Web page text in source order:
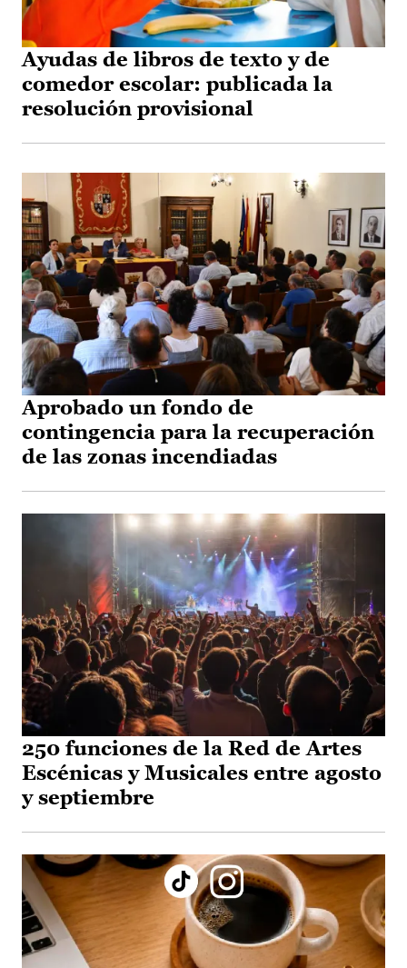
Ayudas de libros de texto y de
comedor escolar: publicada la
resolución provisional
Aprobado un fondo de
contingencia para la recuperación
de las zonas incendiadas
250 funciones de la Red de Artes
Escénicas y Musicales entre agosto
y septiembre